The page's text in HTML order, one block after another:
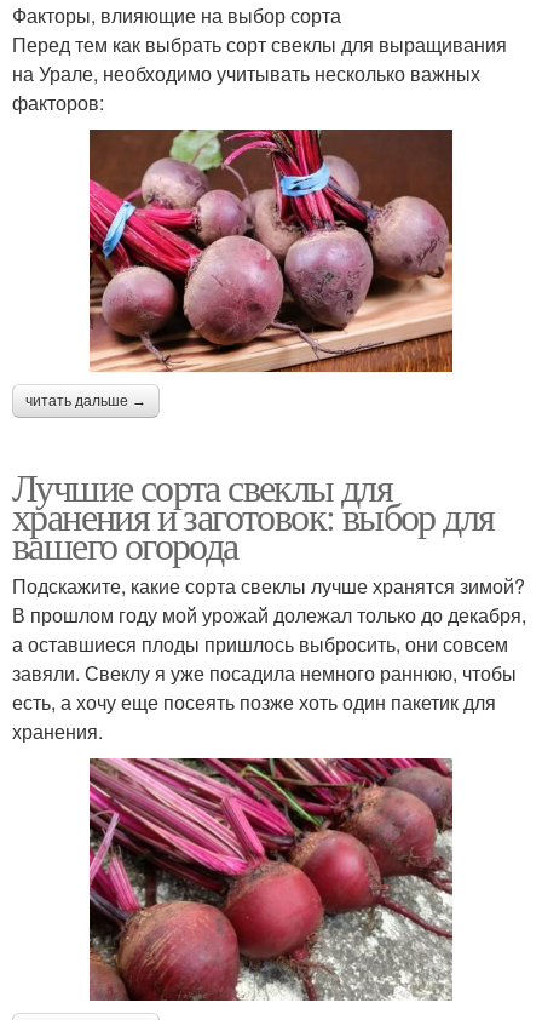
Факторы, влияющие на выбор сорта
Перед тем как выбрать сорт свеклы для выращивания
на Урале, необходимо учитывать несколько важных
факторов:
читать дальше →
Лучшие сорта свеклы для
хранения и заготовок: выбор для
вашего огорода
Подскажите, какие сорта свеклы лучше хранятся зимой?
В прошлом году мой урожай долежал только до декабря,
а оставшиеся плоды пришлось выбросить, они совсем
завяли. Свеклу я уже посадила немного раннюю, чтобы
есть, а хочу еще посеять позже хоть один пакетик для
хранения.